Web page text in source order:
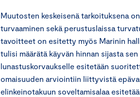
Muutosten keskeisenä tarkoituksena
turvaaminen sekä perustuslaissa
tavoitteet on esitetty myös Marinin
tulisi määrätä käyvän hinnan sijasta
lunastuskorvaukselle esitetään
omaisuuden arviointiin liittyvistä
elinkeinotakuun soveltamisalaa